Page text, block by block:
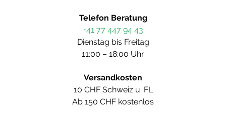
Telefon Beratung
+41 77 447 94 43
Dienstag bis Freitag
11:00 – 18:00 Uhr
Versandkosten
10 CHF Schweiz u. FL
Ab 150 CHF kostenlos